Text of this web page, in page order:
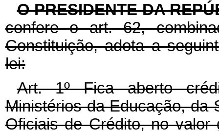
O PRESIDENTE DA
confere o art. 62,
Constituição, adota a
lei:
Art. 1º Fica aberto
Ministérios da Educação, da
Oficiais de Crédito, no valor